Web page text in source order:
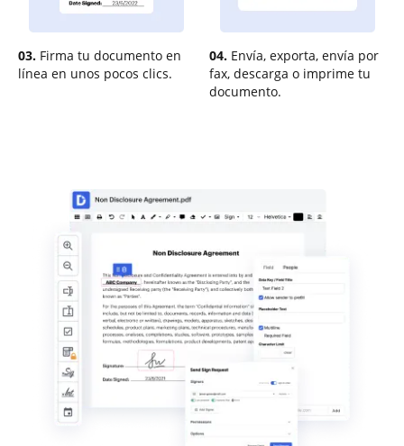
03. Firma tu documento en
línea en unos pocos clics.
04. Envía, exporta, envía por
fax, descarga o imprime tu
documento.